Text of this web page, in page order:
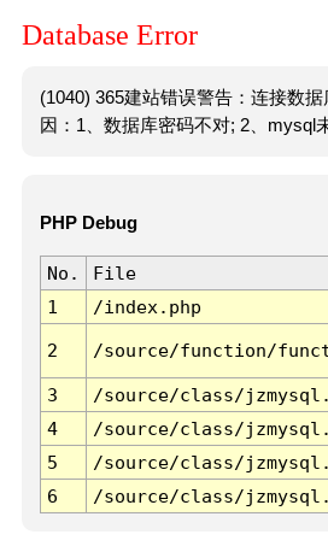
Database Error
(1040) 365建站错误警告：连接数
因：1、数据库密码不对; 2、mysql
PHP Debug
No. File
1
/index.php
2 /source/function/
3 /source/class/
4
/source/class/
5
/source/class/
6
/source/class/